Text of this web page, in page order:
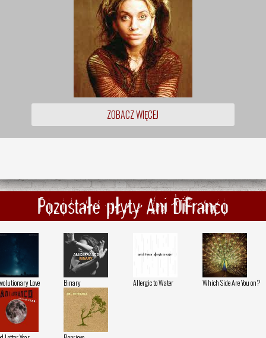
ZOBACZ WIĘCEJ
Pozostałe płyty Ani DiFranco
Love Binary Allergic to Water Which Side Are You on?